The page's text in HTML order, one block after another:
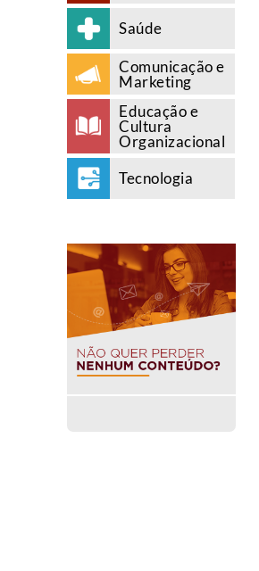
Saúde
Comunicação e
Marketing
Educação e
Cultura
Organizacional
Tecnologia